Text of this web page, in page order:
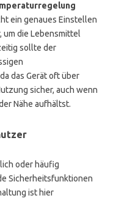
ein genaues Einstellen
um die Lebensmittel
sollte der
das Gerät oft über
sicher, auch wenn
Nähe aufhältst.
oder häufig
Sicherheitsfunktionen
ist hier